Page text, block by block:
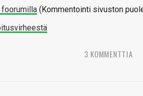
(Kommentointi sivuston
3 KOMMENTTIA